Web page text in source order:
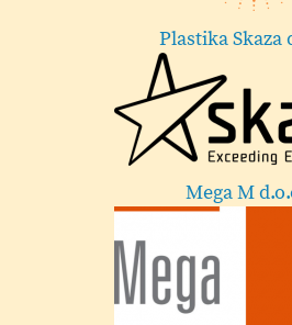
Plastika Skaza d.o.o.
Mega M d.o.o.